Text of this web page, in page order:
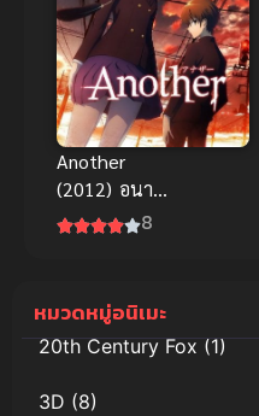
Another
(2012) อนา
เธอร์
8
หมวดหมู่อนิเมะ
20th Century Fox(1)
3D (8)